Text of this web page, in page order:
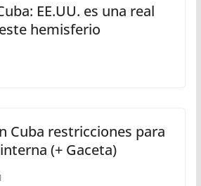
EE.UU. es una real
hemisferio
Cuba restricciones para
(+ Gaceta)